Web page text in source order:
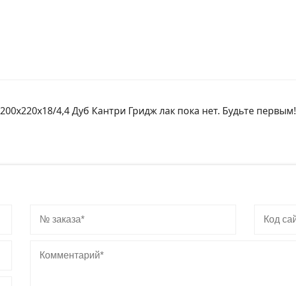
4,4 Дуб Кантри Гридж лак пока нет. Будьте первым!